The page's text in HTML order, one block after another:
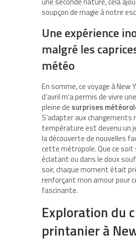
soupçon de magie à notre
Une expérience
malgré les
météo
En somme, ce voyage à New
d’avril m’a permis de vivre
pleine de surprises
S’adapter aux changements
température est devenu un
la découverte de nouvelles
cette métropole. Que ce soit
éclatant ou dans le doux
soir, chaque moment était
renforçant mon amour pour
fascinante.
Exploration du
printanier à